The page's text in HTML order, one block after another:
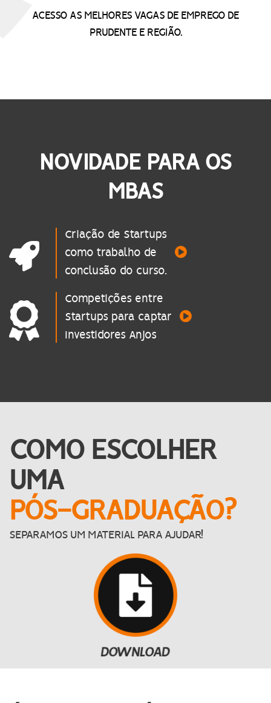
ACESSO AS MELHORES VAGAS DE EMPREGO DE
PRUDENTE E REGIÃO.
NOVIDADE PARA OS
MBAS
Criação de Startups
como trabalho de
conclusão do curso.
Competições entre
Startups para captar
Investidores Anjos
COMO ESCOLHER
UMA
PÓS-GRADUAÇÃO?
SEPARAMOS UM MATERIAL PARA AJUDAR!